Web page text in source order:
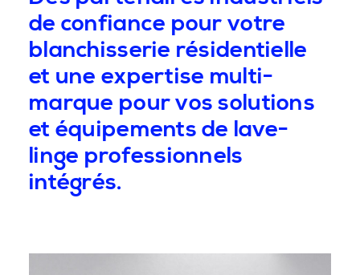
de confiance pour votre
blanchisserie résidentielle
et une expertise multi-
marque pour vos solutions
et équipements de lave-
linge professionnels
intégrés.